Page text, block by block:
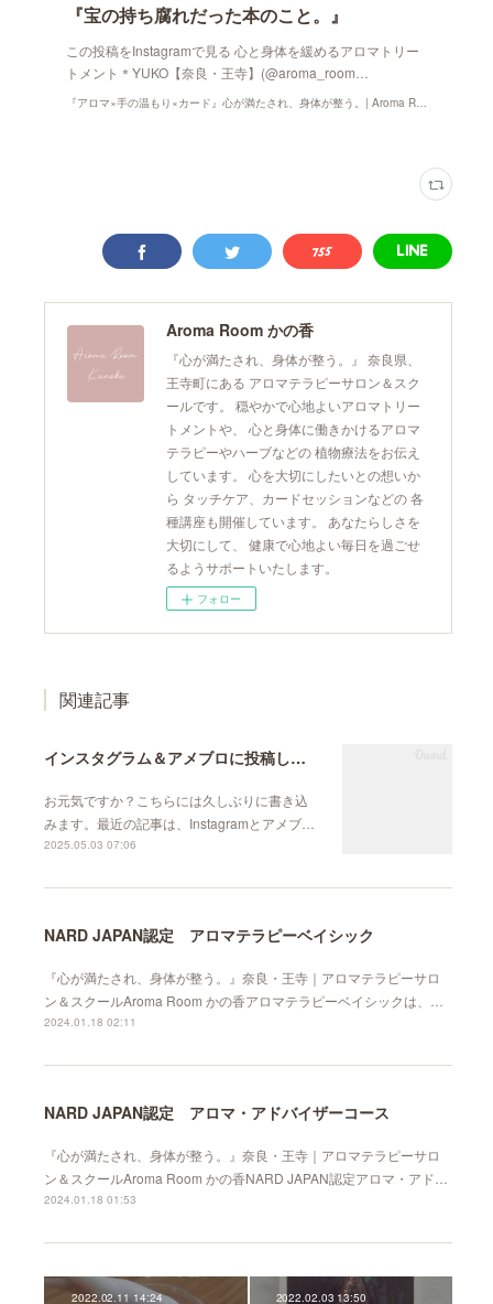
『宝の持ち腐れだった本のこと。』
この投稿をInstagramで見る 心と身体を緩めるアロマトリー
トメント＊YUKO【奈良・王寺】(@aroma_room…
『アロマ×手の温もり×カード』心が満たされ、身体が整う。| Aroma Room かの香
Aroma Room かの香
『心が満たされ、身体が整う。』 奈良県、
王寺町にある アロマテラピーサロン＆スク
ールです。 穏やかで心地よいアロマトリー
トメントや、 心と身体に働きかけるアロマ
テラピーやハーブなどの 植物療法をお伝え
しています。 心を大切にしたいとの想いか
ら タッチケア、カードセッションなどの 各
種講座も開催しています。 あなたらしさを
大切にして、 健康で心地よい毎日を過ごせ
るようサポートいたします。
フォロー
関連記事
インスタグラム＆アメブロに投稿しています
お元気ですか？こちらには久しぶりに書き込
みます。最近の記事は、Instagramとアメブ…
2025.05.03 07:06
NARD JAPAN認定 アロマテラピーベイシック
『心が満たされ、身体が整う。』奈良・王寺｜アロマテラピーサロ
ン＆スクールAroma Room かの香アロマテラピーベイシックは、…
2024.01.18 02:11
NARD JAPAN認定 アロマ・アドバイザーコース
『心が満たされ、身体が整う。』奈良・王寺｜アロマテラピーサロ
ン＆スクールAroma Room かの香NARD JAPAN認定アロマ・アド…
2024.01.18 01:53
2022.02.11 14:24 2022.02.03 13:50